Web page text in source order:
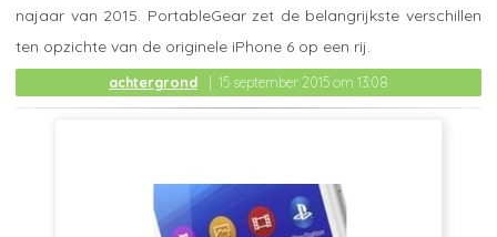
achtergrond 15 september 2015 om 13:08
najaar van 2015. PortableGear zet de belangrijkste verschillen
ten opzichte van de originele iPhone 6 op een rij.